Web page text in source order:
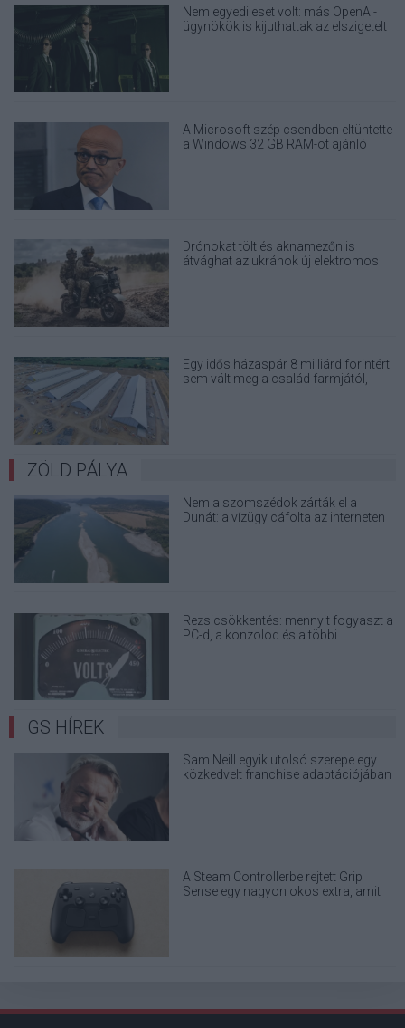
Nem egyedi eset volt: más OpenAI-
ügynökök is kijuthattak az elszigetelt
A Microsoft szép csendben eltüntette
a Windows 32 GB RAM-ot ajánló
Drónokat tölt és aknamezőn is
átvághat az ukránok új elektromos
Egy idős házaspár 8 milliárd forintért
sem vált meg a család farmjától,
ZÖLD PÁLYA
Nem a szomszédok zárták el a
Dunát: a vízügy cáfolta az interneten
Rezsicsökkentés: mennyit fogyaszt a
PC-d, a konzolod és a többi
GS HÍREK
Sam Neill egyik utolsó szerepe egy
közkedvelt franchise adaptációjában
A Steam Controllerbe rejtett Grip
Sense egy nagyon okos extra, amit